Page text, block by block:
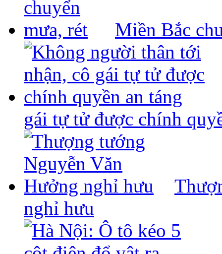
Miền Bắc
gái tự tử được chính
nghỉ hưu